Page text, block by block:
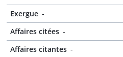
Exergue -
Affaires citées -
Affaires citantes -